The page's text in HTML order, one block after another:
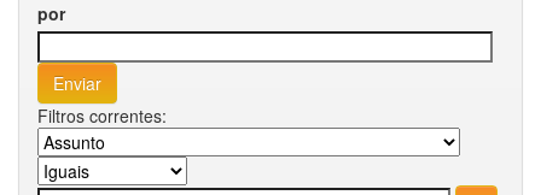
por
Filtros correntes: